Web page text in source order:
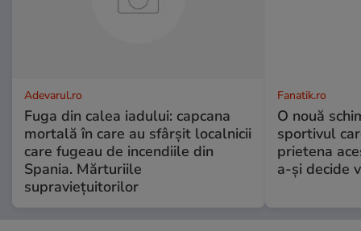
Adevarul.ro
Fuga din calea iadului: capcana
mortală în care au sfârșit localnicii
care fugeau de incendiile din
Spania. Mărturiile
supraviețuitorilor
Fanatik.ro
O nouă
sportivul
prietena
a-și decide